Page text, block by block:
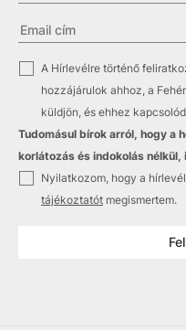
A Hírlevélre történő
hozzájárulok ahhoz, a
küldjön, és ehhez
Tudomásul bírok arról, hogy a
korlátozás és indokolás
Nyilatkozom, hogy a
tájékoztatót megismertem.